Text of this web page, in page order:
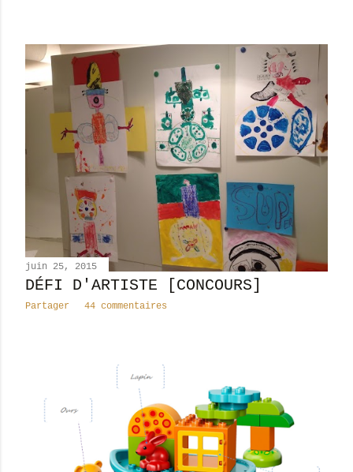
juin 25, 2015
DÉFI D'ARTISTE [CONCOURS]
Partager 44 commentaires